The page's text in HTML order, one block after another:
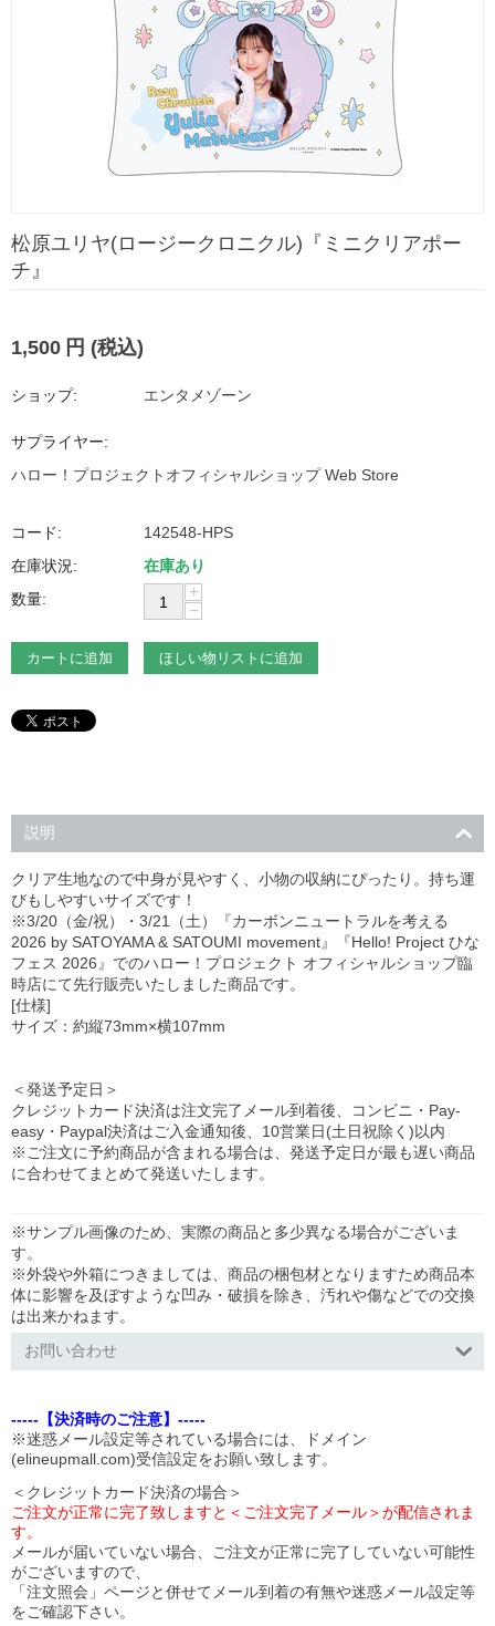
松原ユリヤ(ロージークロニクル)『ミニクリアポー
チ』
1,500 円 (税込)
ショップ: エンタメゾーン
サプライヤー:
ハロー！プロジェクトオフィシャルショップ Web Store
コード:
142548-HPS
在庫状況:
在庫あり
数量:
+
−
カートに追加 ほしい物リストに追加
説明
クリア生地なので中身が見やすく、小物の収納にぴったり。持ち運
びもしやすいサイズです！
※3/20（金/祝）・3/21（土）『カーボンニュートラルを考える
2026 by SATOYAMA & SATOUMI movement』『Hello! Project ひな
フェス 2026』でのハロー！プロジェクト オフィシャルショップ臨
時店にて先行販売いたしました商品です。
[仕様]
サイズ：約縦73mm×横107mm
＜発送予定日＞
クレジットカード決済は注文完了メール到着後、コンビニ・Pay-
easy・Paypal決済はご入金通知後、10営業日(土日祝除く)以内
※ご注文に予約商品が含まれる場合は、発送予定日が最も遅い商品
に合わせてまとめて発送いたします。
※サンプル画像のため、実際の商品と多少異なる場合がございま
す。
※外袋や外箱につきましては、商品の梱包材となりますため商品本
体に影響を及ぼすような凹み・破損を除き、汚れや傷などでの交換
は出来かねます。
お問い合わせ
-----【決済時のご注意】-----
※迷惑メール設定等されている場合には、ドメイン
(elineupmall.com)受信設定をお願い致します。
＜クレジットカード決済の場合＞
ご注文が正常に完了致しますと＜ご注文完了メール＞が配信されま
す。
メールが届いていない場合、ご注文が正常に完了していない可能性
がございますので、
「注文照会」ページと併せてメール到着の有無や迷惑メール設定等
をご確認下さい。